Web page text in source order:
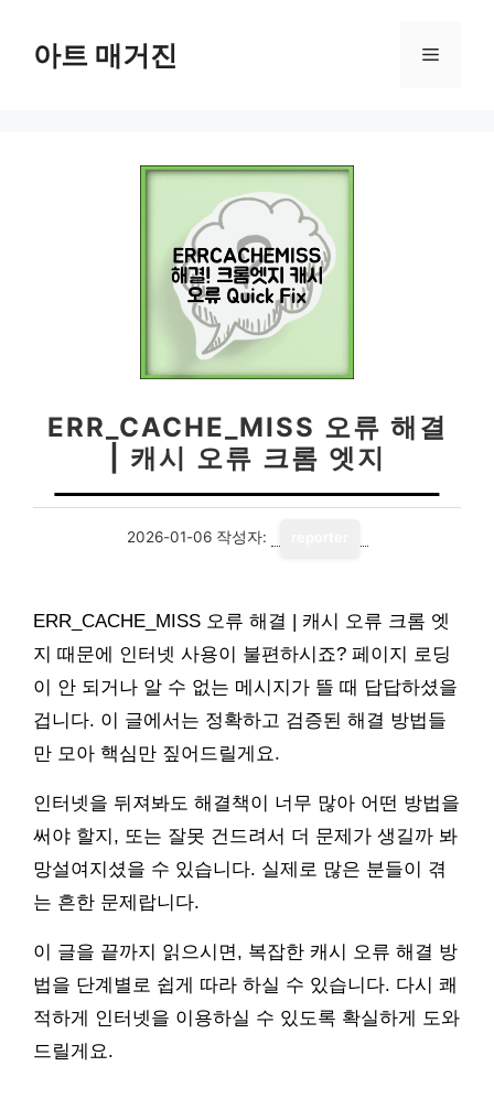
아트 매거진 메
ERR_CACHE_MISS 오류 해결
| 캐시 오류 크롬 엣지
2026-01-06 작성자:
ERR_CACHE_MISS 오류 해결 | 캐시 오류 크롬 엣
지 때문에 인터넷 사용이 불편하시죠? 페이지 로딩
이 안 되거나 알 수 없는 메시지가 뜰 때 답답하셨을
겁니다. 이 글에서는 정확하고 검증된 해결 방법들
만 모아 핵심만 짚어드릴게요.
인터넷을 뒤져봐도 해결책이 너무 많아 어떤 방법을
써야 할지, 또는 잘못 건드려서 더 문제가 생길까 봐
망설여지셨을 수 있습니다. 실제로 많은 분들이 겪
는 흔한 문제랍니다.
이 글을 끝까지 읽으시면, 복잡한 캐시 오류 해결 방
법을 단계별로 쉽게 따라 하실 수 있습니다. 다시 쾌
적하게 인터넷을 이용하실 수 있도록 확실하게 도와
드릴게요.